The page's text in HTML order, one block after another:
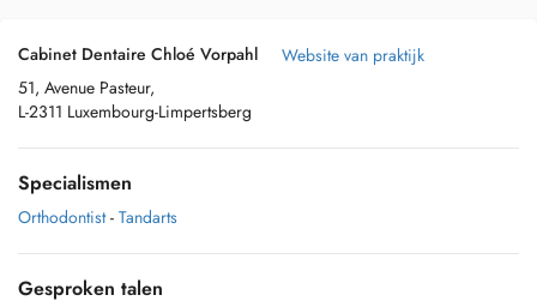
Cabinet Dentaire Chloé Vorpahl
51, Avenue Pasteur,
L-2311 Luxembourg-Limpertsberg
Website van praktijk
Specialismen
Orthodontist - Tandarts
Gesproken talen